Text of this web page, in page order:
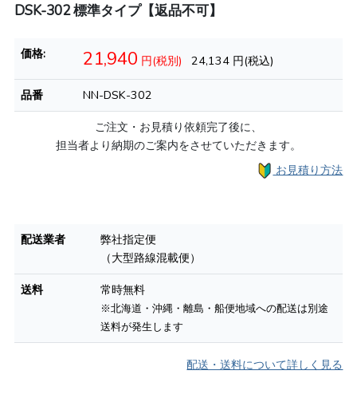
DSK-302 標準タイプ【返品不可】
価格: 21,940 円(税別) 24,134 円(税込)
品番
NN-DSK-302
ご注文・お見積り依頼完了後に、
担当者より納期のご案内をさせていただきます。
お見積り方法
配送業者
弊社指定便
（大型路線混載便）
送料
常時無料
※北海道・沖縄・離島・船便地域への配送は別途
送料が発生します
配送・送料について詳しく見る